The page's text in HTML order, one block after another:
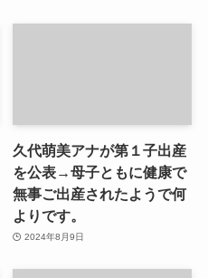
久代萌美アナが第１子出産
を公表→母子ともに健康で
無事ご出産されたようで何
よりです。
2024年8月9日